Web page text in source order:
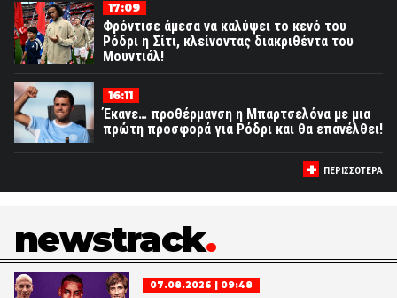
17:09
Φρόντισε άμεσα να καλύψει το κενό του
Ρόδρι η Σίτι, κλείνοντας διακριθέντα του
Μουντιάλ!
16:11
Έκανε… προθέρμανση η Μπαρτσελόνα με μια
πρώτη προσφορά για Ρόδρι και θα επανέλθει!
ΠΕΡΙΣΣΟΤΕΡΑ
newstrack
07.08.2026 | 09:48